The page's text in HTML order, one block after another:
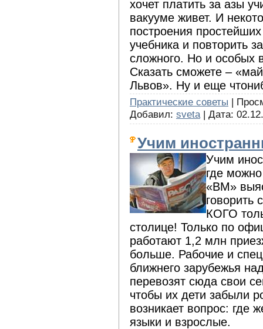
хочет платить за азы
вакууме живет. И
построения
учебника и повторить
сложного. Но и особых
Сказать сможете –
Львов». Ну и еще
Практические советы |
Добавил: sveta | Дата:
Учим
Учим
где
«ВМ»
говорить
КОГО
столице! Только по
работают 1,2 млн
больше. Рабочие и
ближнего зарубежья
перевозят сюда свои
чтобы их дети забыли
возникает вопрос: где
языки и взрослые.